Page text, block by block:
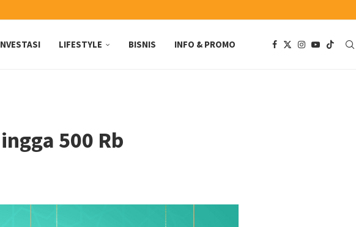
LIFESTYLE BISNIS INFO & PROMO
500 Rb